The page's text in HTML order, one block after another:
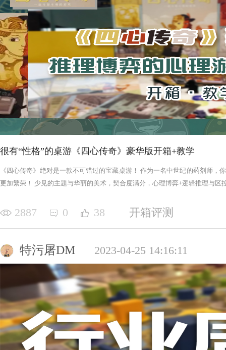
很有“性格”的桌游《四心传奇》豪华版开箱+教学
《四心传奇》绝对是一款不可错过的宝藏桌游！ 作为一名中世纪的药剂师，
更加繁荣！ 少见的主题与华丽的美术，契合度满分，心理博弈+逻辑推理与区
2887 0 38 开箱评测
特污屠DM 2023-04-25 14:16:11